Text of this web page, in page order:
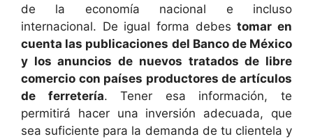
de la economía nacional e incluso
internacional. De igual forma debestomar en
cuenta las publicaciones del Banco de México
y los anuncios de nuevos tratados de libre
comercio con países productores de artículos
de ferretería. Tener esa información, te
permitirá hacer una inversión adecuada, que
sea suficiente para la demanda de tu clientela y